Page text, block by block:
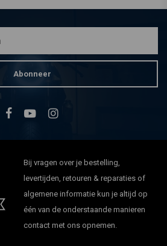
Abonneer
Bij vragen over je bestelling,
levertijden, retouren & reparaties of
algemene informatie kun je altijd op
één van de onderstaande manieren
contact met ons opnemen.